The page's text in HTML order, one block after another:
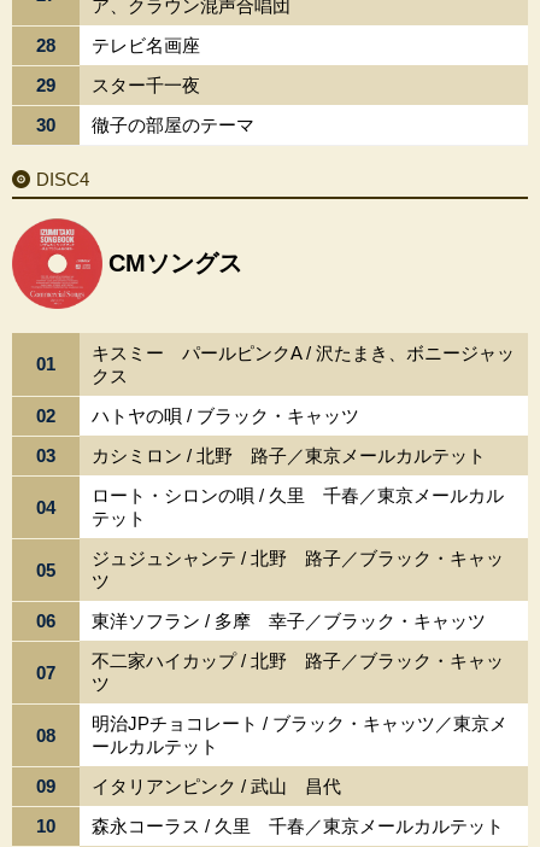
ア、クラウン混声合唱団
28
テレビ名画座
29
スター千一夜
30
徹子の部屋のテーマ
DISC4
CMソングス
01
キスミー パールピンクA / 沢たまき、ボニージャッ
クス
02
ハトヤの唄 / ブラック・キャッツ
03
カシミロン / 北野 路子／東京メールカルテット
04
ロート・シロンの唄 / 久里 千春／東京メールカル
テット
05
ジュジュシャンテ / 北野 路子／ブラック・キャッ
ツ
06
東洋ソフラン / 多摩 幸子／ブラック・キャッツ
07
不二家ハイカップ / 北野 路子／ブラック・キャッ
ツ
08
明治JPチョコレート / ブラック・キャッツ／東京メ
ールカルテット
09
イタリアンピンク / 武山 昌代
10
森永コーラス / 久里 千春／東京メールカルテット